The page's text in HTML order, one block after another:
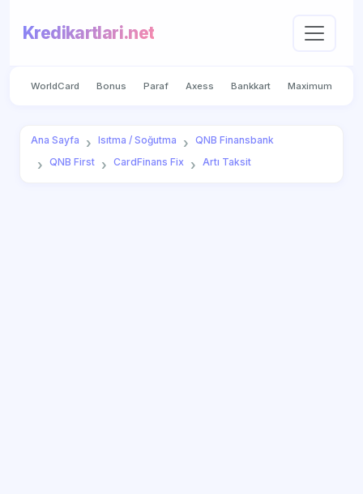
Kredikartlari.net
WorldCard Bonus Paraf Axess Bankkart Maximum
Ana Sayfa Isıtma / Soğutma
QNB Finansbank
QNB First
CardFinans Fix Artı Taksit